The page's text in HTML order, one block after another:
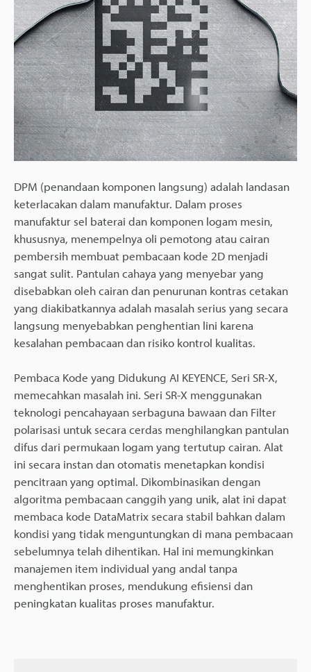
DPM (penandaan komponen langsung) adalah landasan
keterlacakan dalam manufaktur. Dalam proses
manufaktur sel baterai dan komponen logam mesin,
khususnya, menempelnya oli pemotong atau cairan
pembersih membuat pembacaan kode 2D menjadi
sangat sulit. Pantulan cahaya yang menyebar yang
disebabkan oleh cairan dan penurunan kontras cetakan
yang diakibatkannya adalah masalah serius yang secara
langsung menyebabkan penghentian lini karena
kesalahan pembacaan dan risiko kontrol kualitas.
Pembaca Kode yang Didukung AI KEYENCE, Seri SR-X,
memecahkan masalah ini. Seri SR-X menggunakan
teknologi pencahayaan serbaguna bawaan dan Filter
polarisasi untuk secara cerdas menghilangkan pantulan
difus dari permukaan logam yang tertutup cairan. Alat
ini secara instan dan otomatis menetapkan kondisi
pencitraan yang optimal. Dikombinasikan dengan
algoritma pembacaan canggih yang unik, alat ini dapat
membaca kode DataMatrix secara stabil bahkan dalam
kondisi yang tidak menguntungkan di mana pembacaan
sebelumnya telah dihentikan. Hal ini memungkinkan
manajemen item individual yang andal tanpa
menghentikan proses, mendukung efisiensi dan
peningkatan kualitas proses manufaktur.